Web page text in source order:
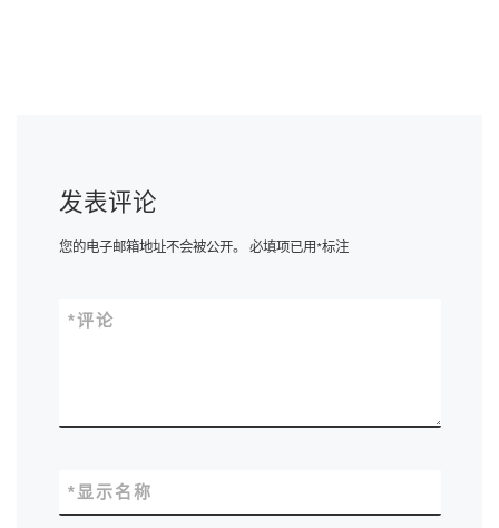
发表评论
您的电子邮箱地址不会被公开。 必填项已用*标注
评论
*
显示名称
*